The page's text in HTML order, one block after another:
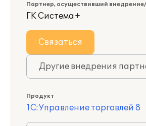
Партнер, осуществивший
ГК Система+
Связаться
Другие внедрения
Продукт
1С:Управление торговлей 8